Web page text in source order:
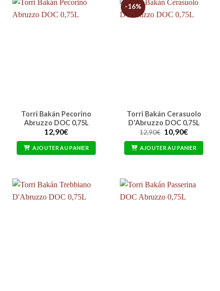
Torri Bakán Pecorino
Abruzzo DOC 0,75L
12,90€
AJOUTER AU PANIER
-16%
Torri Bakán Cerasuolo
D'Abruzzo DOC 0,75L
12,90€ Le
prix
initial
était :
10,90€Le
actuel
est :
AJOUTER AU PANIER